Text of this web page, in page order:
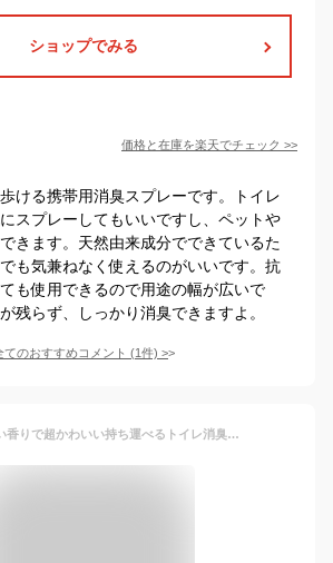
ショップでみる
価格と在庫を楽天でチェック >>
ける携帯用消臭スプレーです。トイレ
スプレーしてもいいですし、ペットや
きます。天然由来成分でできているた
も気兼ねなく使えるのがいいです。抗
も使用できるので用途の幅が広いで
残らず、しっかり消臭できますよ。
てのおすすめコメント (1件) >
超強力で超良い香りで超かわいい持ち運べるトイレ消臭スプレーです！ POO-POURRI on・the・go Toilet Sprays 10ml プープリ トイレスプレー 携帯用 消臭 芳香 (オリジナルシトラスorラベンダーバニラorフレッシュエアー) ファブリーズ / 消臭力 よりも強力消臭と話題